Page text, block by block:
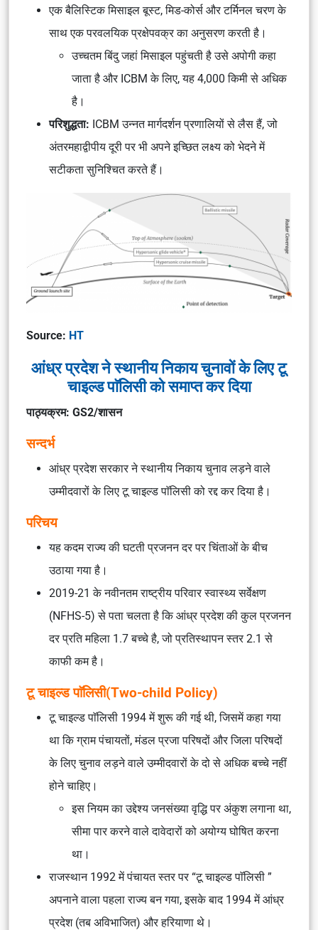
एक बैलिस्टिक मिसाइल बूस्ट, मिड-कोर्स और टर्मिनल चरण के
साथ एक परवलयिक प्रक्षेपवक्र का अनुसरण करती है।
उच्चतम बिंदु जहां मिसाइल पहुंचती है उसे अपोगी कहा
जाता है और ICBM के लिए, यह 4,000 किमी से अधिक
है।
परिशुद्धता: ICBM उन्नत मार्गदर्शन प्रणालियों से लैस हैं, जो
अंतरमहाद्वीपीय दूरी पर भी अपने इच्छित लक्ष्य को भेदने में
सटीकता सुनिश्चित करते हैं।
Source: HT
आंध्र प्रदेश ने स्थानीय निकाय चुनावों के लिए टू
चाइल्ड पाॅलिसी को समाप्त कर दिया
पाठ्यक्रम: GS2/शासन
सन्दर्भ
आंध्र प्रदेश सरकार ने स्थानीय निकाय चुनाव लड़ने वाले
उम्मीदवारों के लिए टू चाइल्ड पाॅलिसी को रद्द कर दिया है।
परिचय
यह कदम राज्य की घटती प्रजनन दर पर चिंताओं के बीच
उठाया गया है।
2019-21 के नवीनतम राष्ट्रीय परिवार स्वास्थ्य सर्वेक्षण
(NFHS-5) से पता चलता है कि आंध्र प्रदेश की कुल प्रजनन
दर प्रति महिला 1.7 बच्चे है, जो प्रतिस्थापन स्तर 2.1 से
काफी कम है।
टू चाइल्ड पाॅलिसी(Two-child Policy)
टू चाइल्ड पाॅलिसी 1994 में शुरू की गई थी, जिसमें कहा गया
था कि ग्राम पंचायतों, मंडल प्रजा परिषदों और जिला परिषदों
के लिए चुनाव लड़ने वाले उम्मीदवारों के दो से अधिक बच्चे नहीं
होने चाहिए।
इस नियम का उद्देश्य जनसंख्या वृद्धि पर अंकुश लगाना था,
सीमा पार करने वाले दावेदारों को अयोग्य घोषित करना
था।
राजस्थान 1992 में पंचायत स्तर पर “टू चाइल्ड पाॅलिसी ”
अपनाने वाला पहला राज्य बन गया, इसके बाद 1994 में आंध्र
प्रदेश (तब अविभाजित) और हरियाणा थे।